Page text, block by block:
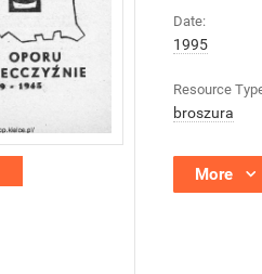
Date:
1995
Resource
broszura
More